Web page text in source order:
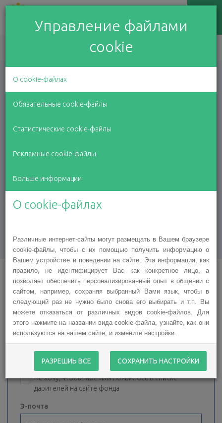
Ваши пожертвования
Спасибо за Вашу чуткость!
Имя, фамилия:
Не хочу, чтобы мое имя появилось в списке
дарителей на сайте фонда
Э-почта
Управление файлами
cookie
О cookie-файлах
Обязательные cookie-файлы
Статистические cookie-файлы
Рекламные cookie-файлы
Больше информации
О cookie-файлах
Различные интернет-сайты могут размещать в Вашем браузере
cookie-файлы, чтобы с их помощью получить информацию о
Вашем устройстве и поведении на сайте. Эта информация, как
правило, не идентифицирует Вас как конкретное лицо, а
позволяет обеспечить персонализированный опыт в общении с
сайтом, например, сохраняя выбранный Вами язык, чтобы в
следующий раз не нужно было снова его выбирать и т.п. Вы
можете отказаться от различных видов cookie-файлов. Для
этого нажмите на названии вида cookie-файла, узнайте, как они
используются на нашем сайте, и измените настройки.
РАЗРЕШИЬ ВСЕ СОХРАНИТЬ НАСТРОЙКИ